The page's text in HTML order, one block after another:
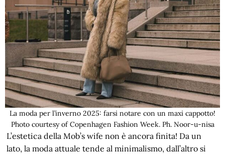
La moda per l’inverno 2025: farsi notare con un maxi cappotto!
Photo courtesy of Copenhagen Fashion Week. Ph. Noor-u-nisa
L’estetica della Mob’s wife non è ancora finita! Da un
lato, la moda attuale tende al minimalismo, dall’altro si